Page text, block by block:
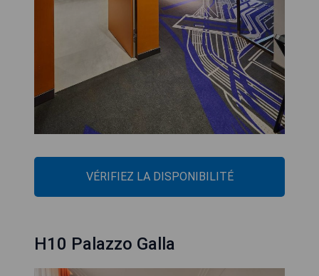
VÉRIFIEZ LA DISPONIBILITÉ
H10 Palazzo Galla